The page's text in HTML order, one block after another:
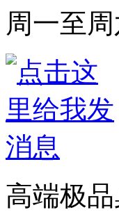
周一至
高端极